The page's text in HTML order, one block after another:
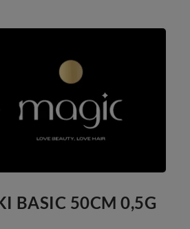
BASIC 50CM 0,5G